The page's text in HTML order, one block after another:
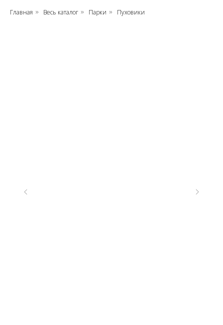
Главная » Весь каталог » Парки » Пуховики